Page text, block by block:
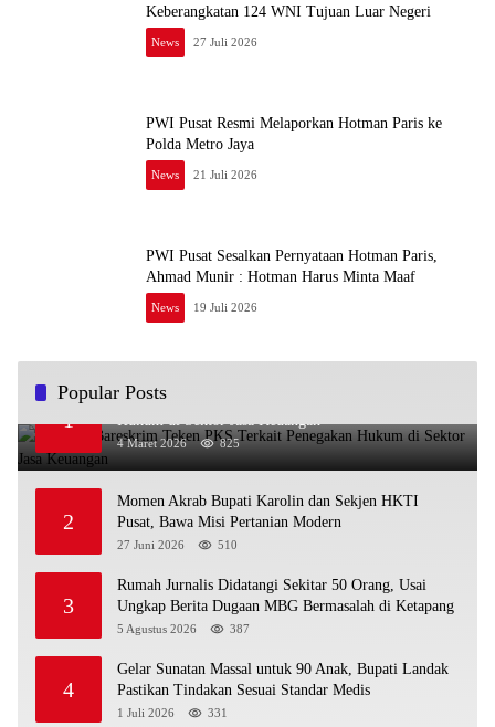
Keberangkatan 124 WNI Tujuan Luar Negeri
News 27 Juli 2026
PWI Pusat Resmi Melaporkan Hotman Paris ke
Polda Metro Jaya
News 21 Juli 2026
PWI Pusat Sesalkan Pernyataan Hotman Paris,
Ahmad Munir : Hotman Harus Minta Maaf
News 19 Juli 2026
Popular Posts
1
OJK dan Bareskrim Teken PKS Terkait Penegakan
4 Maret 2026 825
2
Momen Akrab Bupati Karolin dan Sekjen HKTI
27 Juni 2026 510
3
Rumah Jurnalis Didatangi Sekitar 50 Orang, Usai
Ungkap Berita Dugaan MBG Bermasalah di Ketapang
5 Agustus 2026 387
4
Gelar Sunatan Massal untuk 90 Anak, Bupati Landak
Pastikan Tindakan Sesuai Standar Medis
1 Juli 2026 331